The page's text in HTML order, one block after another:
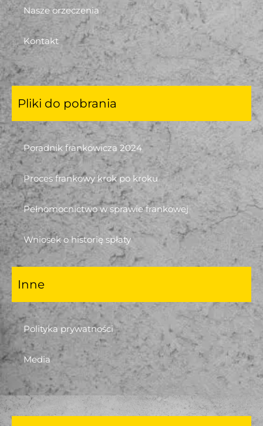
Nasze orzeczenia
Kontakt
Pliki do pobrania
Poradnik frankowicza 2024
Proces frankowy krok po kroku
Pełnomocnictwo w sprawie frankowej
Wniosek o historię spłaty
Inne
Polityka prywatności
Media